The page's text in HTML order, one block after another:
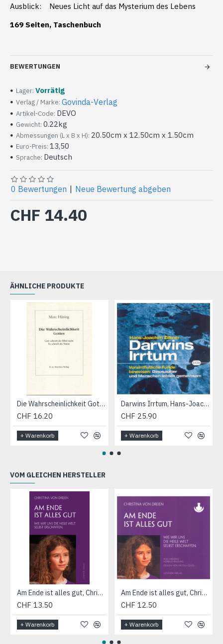
Ausblick: Neues Licht auf das Mysterium des Lebens
169 Seiten, Taschenbuch
BEWERTUNGEN
Lager: Vorrätig
Verlag / Marke: Govinda-Verlag
Artikel-Code: DEVO
Gewicht: 0.22kg
Abmessungen (L x B x H): 20.50cm x 12.50cm x 1.50cm
Euro-Preis: 13,50
Sprache: Deutsch
0 Bewertungen Neue Bewertung abgeben
CHF 14.40
ÄHNLICHE PRODUKTE
Die Wahrscheinlichkeit Gottes, Marc Häring
CHF 16.20
+ Warenkorb
Darwins Irrtum, Hans-Joachim Zillmer (2-CD)
CHF 25.90
+ Warenkorb
VOM GLEICHEN HERSTELLER
Am Ende ist alles gut, Christina von Dreien
CHF 13.50
+ Warenkorb
Am Ende ist alles gut, Christina von Dreien (MP3 CD)
CHF 12.50
+ Warenkorb